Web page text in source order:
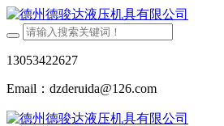
13053422627
Email：dzderuida@126.com